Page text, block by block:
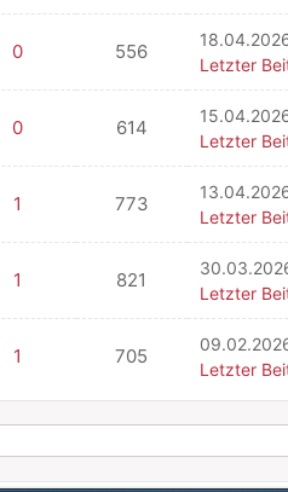
0 556
Letzter
0 614
Letzter
1 773
Letzter
1 821
Letzter
1 705
Letzter